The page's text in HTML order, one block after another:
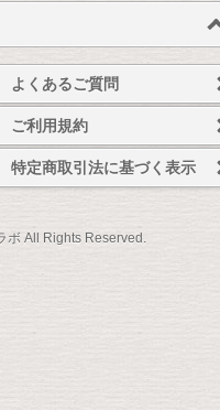
よくあるご質問
ご利用規約
特定商取引法に基づく表示
ボ All Rights Reserved.